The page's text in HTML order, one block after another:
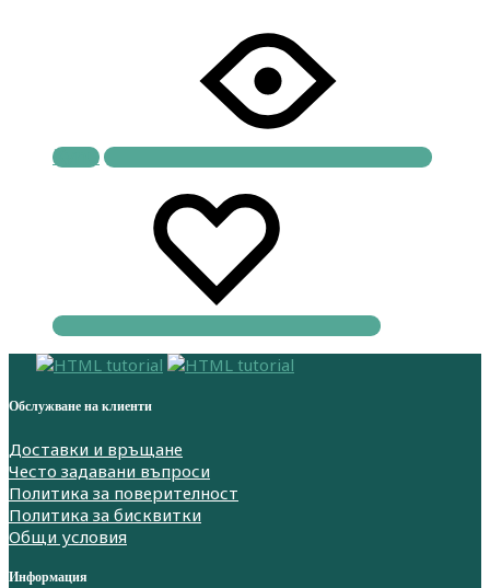
Купи
Обслужване на клиенти
Доставки и връщане
Често задавани въпроси
Политика за поверителност
Политика за бисквитки
Общи условия
Информация